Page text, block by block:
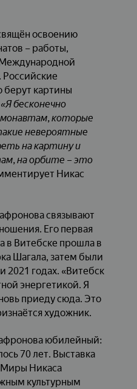
освоению
– работы,
Российские
берут картины
«Я бесконечно
которые
невероятные
на картину и
на орбите – это
Никас
связывают
Его первая
в Витебске прошла в
Шагала, затем были
2021 годах. «Витебск
энергетикой. Я
приеду сюда. Это
художник.
юбилейный:
70 лет. Выставка
Миры Никаса
культурным